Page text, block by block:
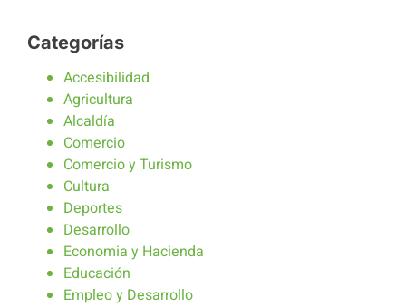
Categorías
Accesibilidad
Agricultura
Alcaldía
Comercio
Comercio y Turismo
Cultura
Deportes
Desarrollo
Economia y Hacienda
Educación
Empleo y Desarrollo